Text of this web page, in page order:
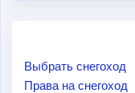
Выбрать снегоход
Права на снегоход